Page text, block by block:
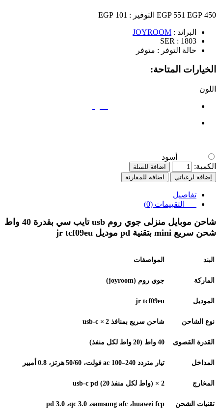
450 EGP
551 EGP التوفير : 101 EGP
البراند : JOYROOM
SER : 1803
حالة التوفر : متوفر
الخيارات المتاحة:
اللون
أسود
الكمية:
اضافة للسلة
إضافة لرغباتي
اضافة للمقارنة
تفاصيل
التقييمات (0)
شاحن موبايل منزلى جوي روم usb تايب سي بقدرة 40 واط
شحن سريع mini بتقنية pd موديل jr tcf09eu
البند المواصفات
الماركة جوي روم (joyroom)
الموديل jr tcf09eu
نوع الشاحن شاحن سريع بمنافذ 2
القدرة القصوى 40 واط (20 واط لكل منفذ)
المداخل تيار متردد فولت، 50/60 هرتز، 0.8 أمبير
المخارج 2 × usb‑c pd (20 واط لكل منفذ)
تقنيات الشحن pd 3.0 ،qc 3.0 ،samsung afc ،huawei fcp